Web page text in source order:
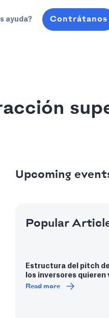
ayuda? Contrátanos
Upcoming
Popular
Estructura del pitch
los inversores quieren
Read more